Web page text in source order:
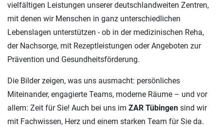
vielfältigen Leistungen unserer deutschlandweiten Zentren,
mit denen wir Menschen in ganz unterschiedlichen
Lebenslagen unterstützen - ob in der medizinischen Reha,
der Nachsorge, mit Rezeptleistungen oder Angeboten zur
Prävention und Gesundheitsförderung.
Die Bilder zeigen, was uns ausmacht: persönliches
Miteinander, engagierte Teams, moderne Räume – und vor
allem: Zeit für Sie! Auch bei uns im ZAR Tübingen sind wir
mit Fachwissen, Herz und einem starken Team für Sie da.